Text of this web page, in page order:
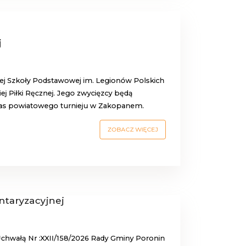
Szkoły Podstawowej im. Legionów Polskich
Piłki Ręcznej. Jego zwycięzcy będą
powiatowego turnieju w Zakopanem.
ZOBACZ WIĘCEJ
Nr :XXII/158/2026 Rady Gminy Poronin